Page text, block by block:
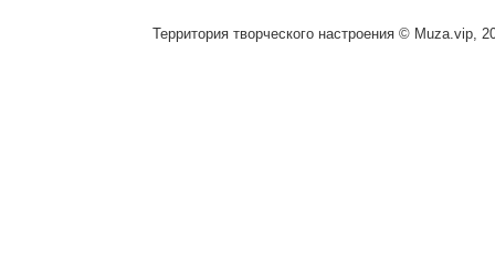
Территория творческого настроения © Muza.vip,